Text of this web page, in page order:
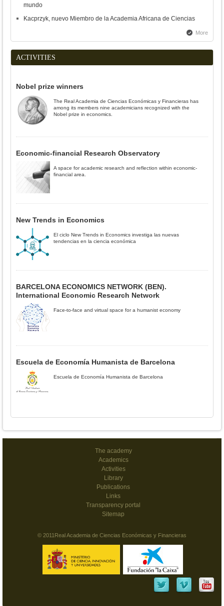
mundo
Kacprzyk, nuevo Miembro de la Academia Africana de Ciencias
More
ACTIVITIES
Nobel prize winners
The Real Academia de Ciencias Económicas y Financieras has
among its members nine academicians recognized with the
Nobel prize in economics.
Economic-financial Research Observatory
A space for academic research and reflection within economic-
financial area.
New Trends in Economics
El ciclo New Trends in Economics investiga las nuevas
tendencias en la ciencia económica
BARCELONA ECONOMICS NETWORK (BEN).
International Economic Research Network
Face-to-face and virtual space for a humanist economy
Escuela de Economía Humanista de Barcelona
Escuela de Economía Humanista de Barcelona
The academy
Academics
Activities
Library
Publications
Links
Transparency portal
Sitemap
© 2011Real Academia de Ciencias Económicas y Financieras